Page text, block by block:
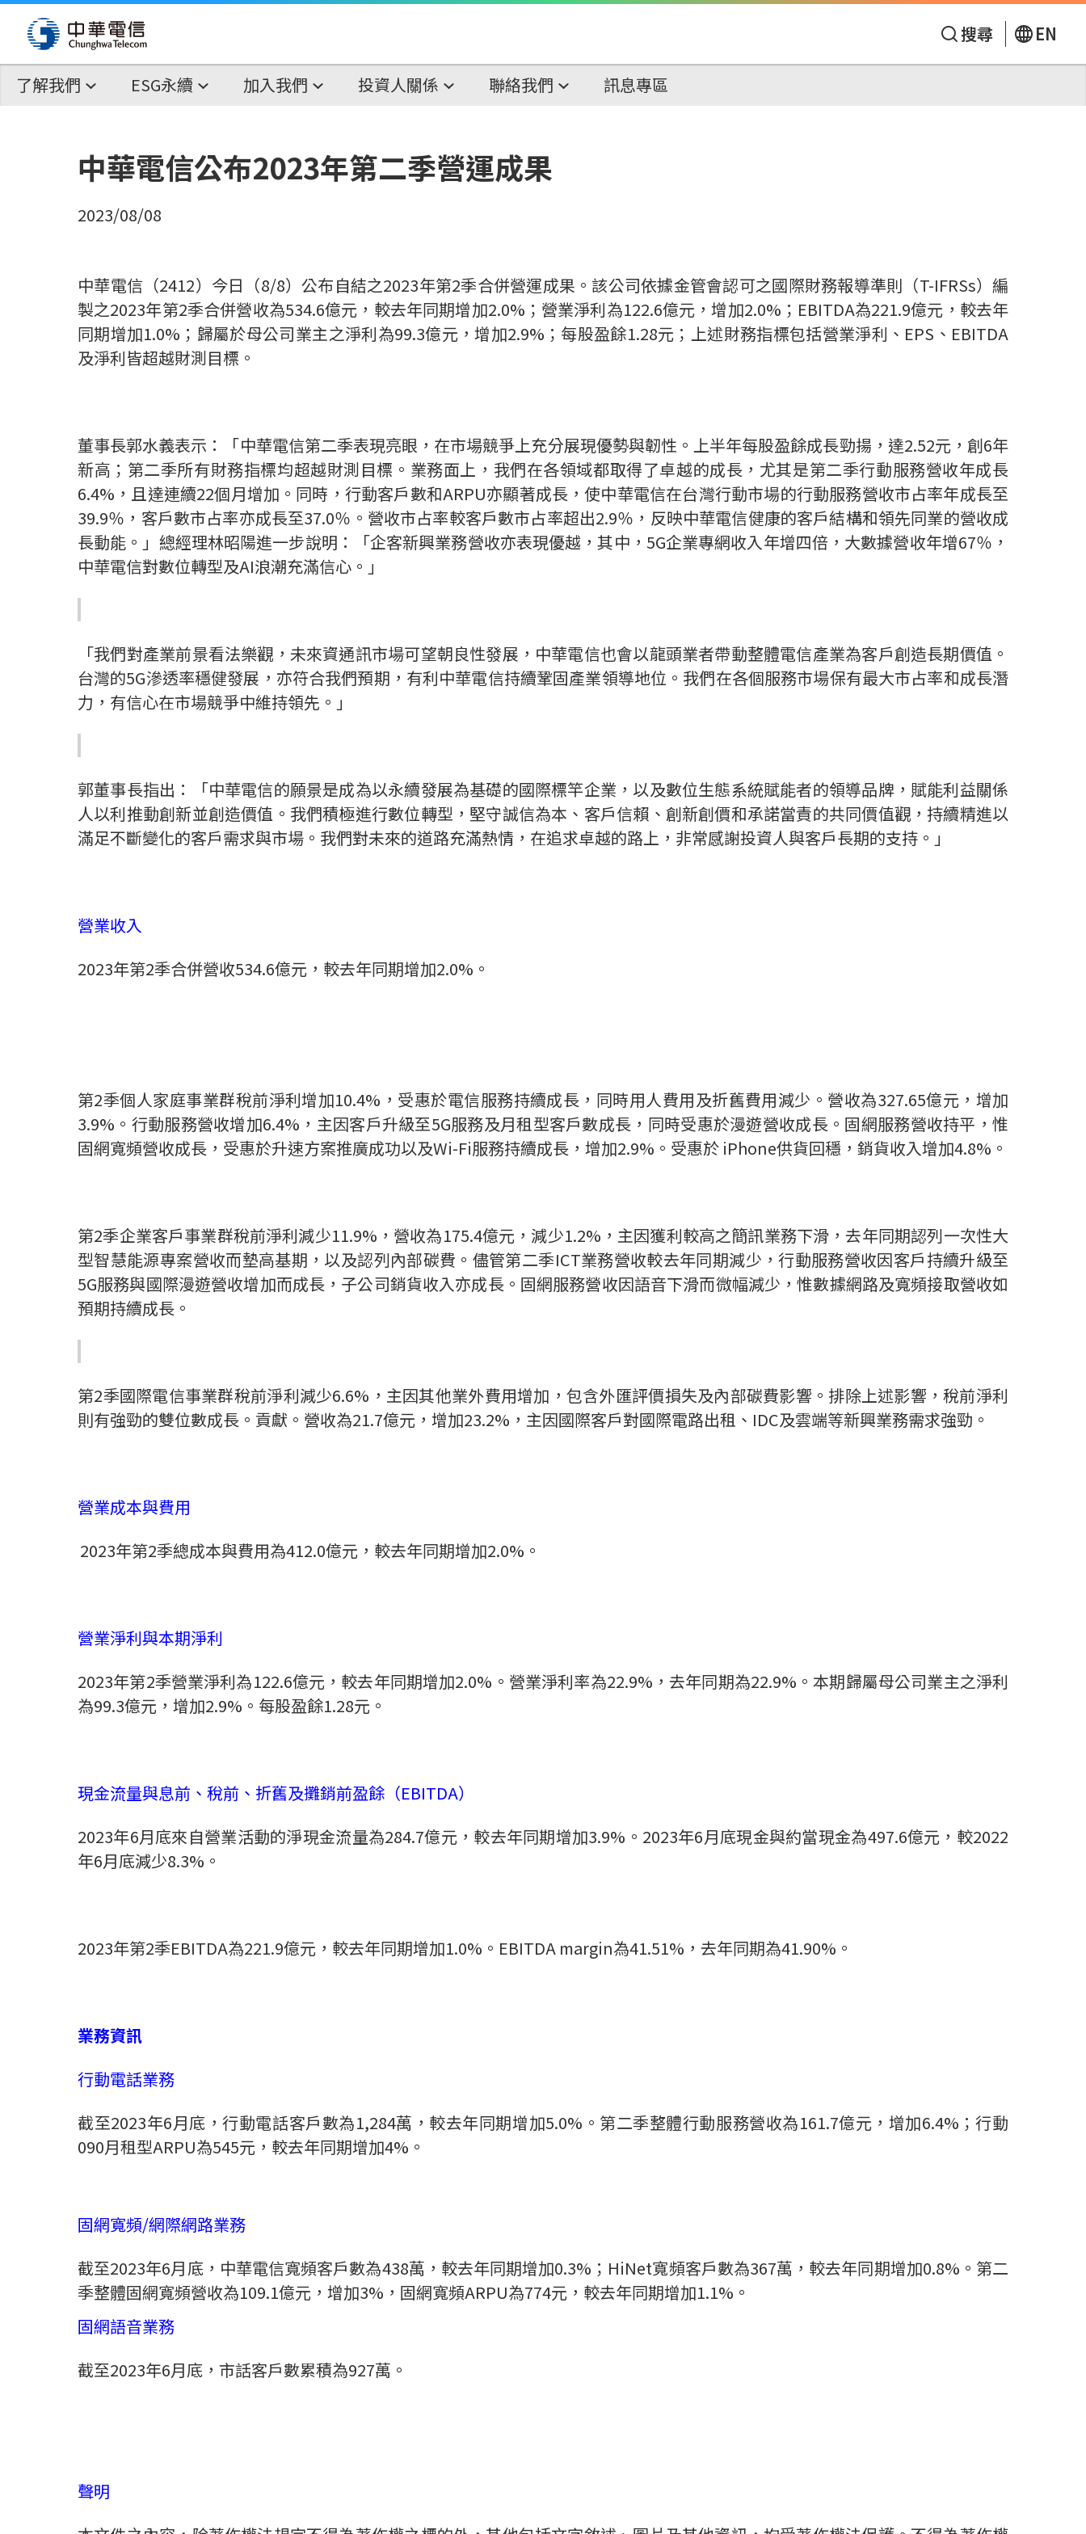
搜尋 EN
了解我們 ESG永續 加入我們 投資人關係 聯絡我們 訊息專區
中華電信公布2023年第二季營運成果
2023/08/08
中華電信（2412）今日（8/8）公布自結之2023年第2季合併營運成果。該公司依據金管會認可之國際財務報導準則（T-IFRSs）編
製之2023年第2季合併營收為534.6億元，較去年同期增加2.0% ；營業淨利為122.6億元，增加2.0% ； EBITDA為221.9億元，較去年
同期增加1.0% ；歸屬於母公司業主之淨利為99.3億元，增加2.9% ；每股盈餘1.28元；上述財務指標包括營業淨利、 EPS 、 EBITDA
及淨利皆超越財測目標。
董事長郭水義表示：「中華電信第二季表現亮眼，在市場競爭上充分展現優勢與韌性。上半年每股盈餘成長勁揚，達2.52元，創6年
新高；第二季所有財務指標均超越財測目標。業務面上，我們在各領域都取得了卓越的成長，尤其是第二季行動服務營收年成長
6.4% ，且達連續22個月增加。同時，行動客戶數和ARPU亦顯著成長，使中華電信在台灣行動市場的行動服務營收市占率年成長至
39.9％，客戶數市占率亦成長至37.0％。營收市占率較客戶數市占率超出2.9％，反映中華電信健康的客戶結構和領先同業的營收成
長動能。」總經理林昭陽進一步說明：「企客新興業務營收亦表現優越 ，其中， 5G企業專網收入年增四倍，大數據營收年增67％，
中華電信對數位轉型及AI浪潮充滿信心。」
「我們對產業前景看法樂觀，未來資通訊市場可望朝良性發展，中華電信也會以龍頭業者帶動整體電信產業為客戶創造長期價值。
台灣的5G滲透率穩健發展，亦符合我們預期， 有利中華電信持續鞏固產業領導地位。我們在各個服務市場保有最大市占率和成長潛
力，有信心在市場競爭中維持領先。」
郭董事長指出：「中華電信的願景是成為以永續發展為基礎的國際標竿企業， 以及數位生態系統賦能者的領導品牌，賦能利益關係
人以利推動創新並創造價值。我們積極進行數位轉型，堅守誠信為本、客戶信賴、創新創價和承諾當責的共同價值觀，持續精進以
滿足不斷變化的客戶需求與市場。我們對未來的道路充滿熱情，在追求卓越的路上，非常感謝投資人與客戶長期的支持。」
營業收入
2023年第2季合併營收534.6億元，較去年同期增加2.0% 。
第2季個人家庭事業群稅前淨利增加10.4% ，受惠於電信服務持續成長，同時用人費用及折舊費用減少。營收為327.65億元，增加
3.9% 。行動服務營收增加6.4% ，主因客戶升級至5G服務及月租型客戶數成長，同時受惠於漫遊營收成長。固網服務營收持平，惟
固網寬頻營收成長，受惠於升速方案推廣成功以及Wi-Fi服務持續成長，增加2.9% 。受惠於 iPhone供貨回穩，銷貨收入增加4.8% 。
第2季企業客戶事業群稅前淨利減少11.9% ，營收為175.4億元，減少1.2% ，主因獲利較高之簡訊業務下滑，去年同期認列一次性大
型智慧能源專案營收而墊高基期，以及認列內部碳費。儘管第二季ICT業務營收較去年同期減少，行動服務營收因客戶持續升級至
5G服務與國際漫遊營收增加而成長，子公司銷貨收入亦成長。固網服務營收因語音下滑而微幅減少，惟數據網路及寬頻接取營收如
預期持續成長。
第2季國際電信事業群稅前淨利減少6.6% ，主因其他業外費用增加，包含外匯評價損失及內部碳費影響。排除上述影響，稅前淨利
則有強勁的雙位數成長。貢獻。營收為21.7億元，增加23.2% ，主因國際客戶對國際電路出租、 IDC及雲端等新興業務需求強勁。
營業成本與費用
2023年第2季總成本與費用為412.0億元，較去年同期增加2.0% 。
營業淨利與本期淨利
2023年第2季營業淨利為122.6億元，較去年同期增加2.0% 。營業淨利率為22.9% ，去年同期為22.9% 。本期歸屬母公司業主之淨利
為99.3億元，增加2.9% 。每股盈餘1.28元。
現金流量與息前、稅前、折舊及攤銷前盈餘（EBITDA）
2023年6月底來自營業活動的淨現金流量為284.7億元，較去年同期增加3.9% 。 2023年6月底現金與約當現金為497.6億元，較2022
年6月底減少8.3% 。
2023年第2季EBITDA為221.9億元，較去年同期增加1.0% 。 EBITDA margin為41.51% ，去年同期為41.90% 。
業務資訊
行動電話業務
截至2023年6月底，行動電話客戶數為1,284萬，較去年同期增加5.0% 。第二季整體行動服務營收為161.7億元，增加6.4% ；行動
090月租型ARPU為545元，較去年同期增加4% 。
固網寬頻/網際網路業務
截至2023年6月底，中華電信寬頻客戶數為438萬，較去年同期增加0.3% ； HiNet寬頻客戶數為367萬，較去年同期增加0.8% 。第二
季整體固網寬頻營收為109.1億元，增加3% ，固網寬頻ARPU為774元，較去年同期增加1.1% 。
固網語音業務
截至2023年6月底，市話客戶數累積為927萬。
聲明